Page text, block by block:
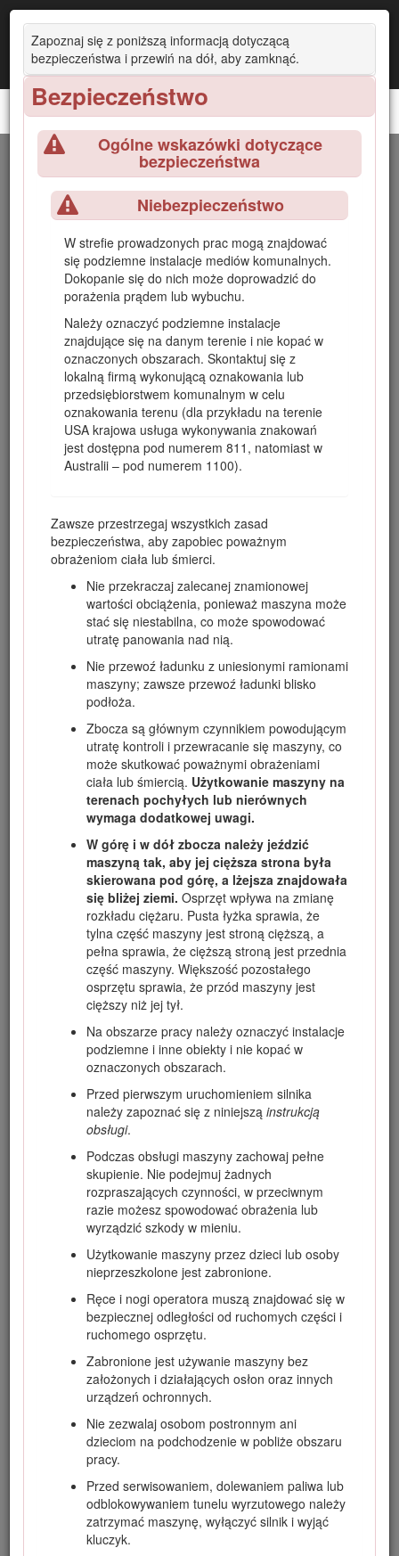
Zapoznaj się z poniższą informacją dotyczącą
bezpieczeństwa i przewiń na dół, aby zamknąć.
Bezpieczeństwo
Ogólne wskazówki dotyczące
bezpieczeństwa
Niebezpieczeństwo
W strefie prowadzonych prac mogą znajdować
się podziemne instalacje mediów komunalnych.
Dokopanie się do nich może doprowadzić do
porażenia prądem lub wybuchu.
Należy oznaczyć podziemne instalacje
znajdujące się na danym terenie i nie kopać w
oznaczonych obszarach. Skontaktuj się z
lokalną firmą wykonującą oznakowania lub
przedsiębiorstwem komunalnym w celu
oznakowania terenu (dla przykładu na terenie
USA krajowa usługa wykonywania znakowań
jest dostępna pod numerem 811, natomiast w
Australii – pod numerem 1100).
Zawsze przestrzegaj wszystkich zasad
bezpieczeństwa, aby zapobiec poważnym
obrażeniom ciała lub śmierci.
Nie przekraczaj zalecanej znamionowej
wartości obciążenia, ponieważ maszyna może
stać się niestabilna, co może spowodować
utratę panowania nad nią.
Nie przewoź ładunku z uniesionymi ramionami
maszyny; zawsze przewoź ładunki blisko
podłoża.
Zbocza są głównym czynnikiem powodującym
utratę kontroli i przewracanie się maszyny, co
może skutkować poważnymi obrażeniami
ciała lub śmiercią. Użytkowanie maszyny na
terenach pochyłych lub nierównych
wymaga dodatkowej uwagi.
W górę i w dół zbocza należy jeździć
maszyną tak, aby jej cięższa strona była
skierowana pod górę, a lżejsza znajdowała
się bliżej ziemi. Osprzęt wpływa na zmianę
rozkładu ciężaru. Pusta łyżka sprawia, że
tylna część maszyny jest stroną cięższą, a
pełna sprawia, że cięższą stroną jest przednia
część maszyny. Większość pozostałego
osprzętu sprawia, że przód maszyny jest
cięższy niż jej tył.
Na obszarze pracy należy oznaczyć instalacje
podziemne i inne obiekty i nie kopać w
oznaczonych obszarach.
Przed pierwszym uruchomieniem silnika
należy zapoznać się z niniejszą instrukcją
obsługi.
Podczas obsługi maszyny zachowaj pełne
skupienie. Nie podejmuj żadnych
rozpraszających czynności, w przeciwnym
razie możesz spowodować obrażenia lub
wyrządzić szkody w mieniu.
Użytkowanie maszyny przez dzieci lub osoby
nieprzeszkolone jest zabronione.
Ręce i nogi operatora muszą znajdować się w
bezpiecznej odległości od ruchomych części i
ruchomego osprzętu.
Zabronione jest używanie maszyny bez
założonych i działających osłon oraz innych
urządzeń ochronnych.
Nie zezwalaj osobom postronnym ani
dzieciom na podchodzenie w pobliże obszaru
pracy.
Przed serwisowaniem, dolewaniem paliwa lub
odblokowywaniem tunelu wyrzutowego należy
zatrzymać maszynę, wyłączyć silnik i wyjąć
kluczyk.
Kompaktowy nośnik narzędzi TX 1000
Wprowadzenie
Ta maszyna jest kompaktowym nośnikiem narzędzi
związanych z robotami ziemnymi i przenoszeniem
materiałów podczas prac budowlanych i prac związanych z
kształtowaniem terenów zielonych. Zaprojektowana została
do pracy z różnorodnymi typami osprzętu, z których każdy
wykonuje określoną funkcję. Używanie produktu w celach
niezgodnych z jego przeznaczeniem może okazać się
niebezpieczne dla operatora i osób postronnych.
Należy przeczytać uważnie poniższe informacje, aby poznać
zasady właściwej obsługi i konserwacji urządzenia, nie
uszkodzić go i uniknąć obrażeń ciała. Odpowiedzialność za
prawidłowe i bezpieczne użytkowanie produktu spoczywa na
użytkowniku.
Odwiedź www.Toro.com w kwestiach dotyczących
pomocy w znalezieniu autoryzowanego sprzedawcy lub
rejestracji urządzenia.
Toro lub uzyskać dodatkowe informacje, należy
skontaktować się z autoryzowanym przedstawicielem
serwisowym lub biurem obsługi klienta firmy Toro. Prosimy o
przygotowanie numeru modelu i numeru seryjnego produktu.
Rysunek
przedstawia położenie oznaczenia modelu oraz
numeru seryjnego na urządzeniu. Należy zapisać je w
przewidzianym na to miejscu.
Important: Urządzeniem mobilnym zeskanuj kod QR na
tabliczce z numerem seryjnym (jeśli występuje), aby
uzyskać informacje o gwarancji, częściach zamiennych i
innych kwestiach związanych z produktem.
Rysunek 1
Położenie numeru modelu i numeru seryjnego
Niniejsza instrukcja zawiera opis potencjalnych zagrożeń, a
zawarte w niej ostrzeżenia zostały oznaczone symbolem
niebezpieczeństwo mogące spowodować poważne
obrażenia lub śmierć w razie zlekceważenia zalecanych
środków ostrożności.
Rysunek 2
Symbol ostrzegawczy
W niniejszej instrukcji występują dwa słowa podkreślające
wagę informacji.Ważnezwraca uwagę na szczególne
informacje techniczne, aUwagapodkreśla informacje
Ten produkt jest zgodny z odpowiednimi dyrektywami
europejskimi. Szczegółowe informacje można znaleźć w
tego wyrobu.
Stosowanie lub eksploatowanie w obszarach zalesionych,
zakrzewionych lub trawiastych silnika bez działającego